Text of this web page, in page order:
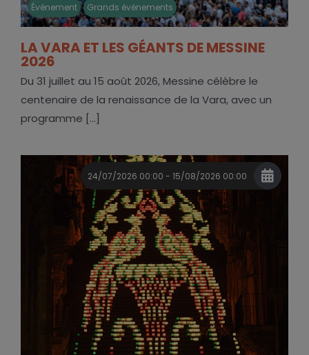
Événement Grands événements
LA VARA ET LES GÉANTS DE MESSINE
2026
Du 31 juillet au 15 août 2026, Messine célèbre le
centenaire de la renaissance de la Vara, avec un
programme [...]
24/07/2026 00:00 - 15/08/2026 00:00